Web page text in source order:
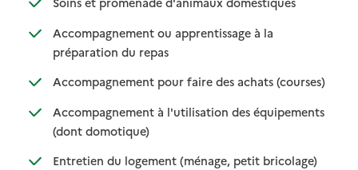
Accompagnement ou apprentissage à la
préparation du repas: disponible
: non disponible
Accompagnement pour faire des achats (courses)
:
: non
Accompagnement à l'utilisation des équipements
(dont domotique): disponible
: non disponible
Entretien du logement (ménage, petit bricolage): disponible
: non